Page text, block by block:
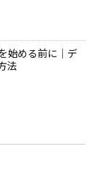
始める前に｜デ
法